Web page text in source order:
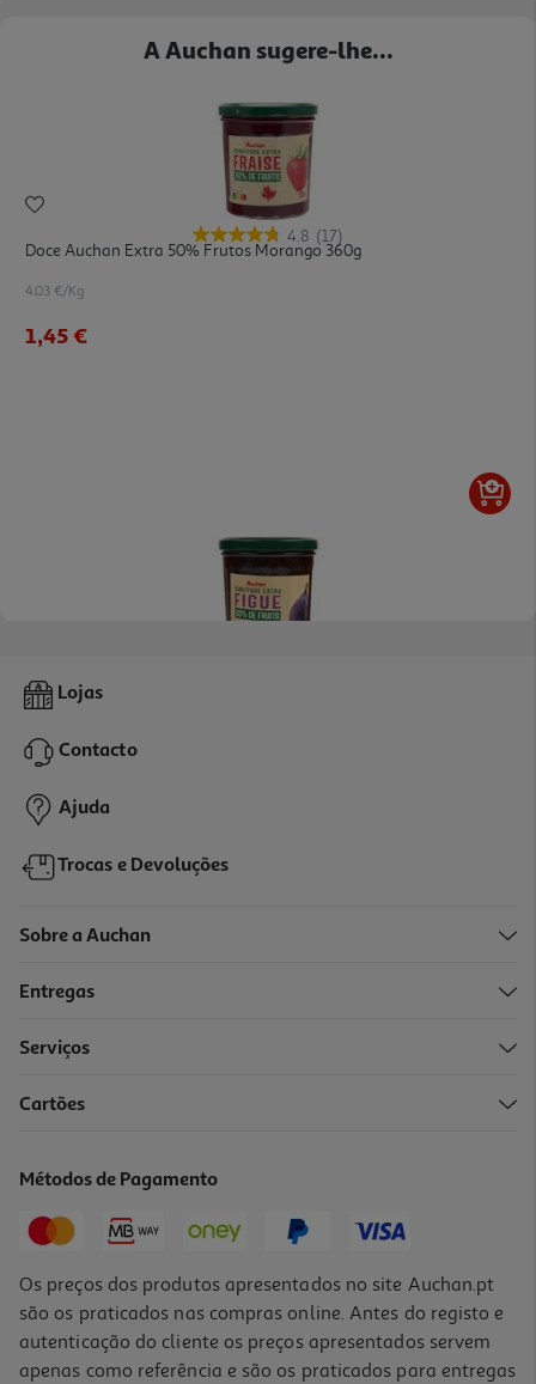
A Auchan sugere-lhe...
4.8 (17)
Doce Auchan Extra 50% Frutos Morango 360g
4.03 €/Kg
1,45 €
Doce Extra 50% Frutos Auchan Figo 360g
2,29 €
Lojas
Contacto
Ajuda
Trocas e Devoluções
Sobre a Auchan
Entregas
Serviços
Cartões
Métodos de Pagamento
Os preços dos produtos apresentados no site Auchan.pt
são os praticados nas compras online. Antes do registo e
autenticação do cliente os preços apresentados servem
apenas como referência e são os praticados para entregas